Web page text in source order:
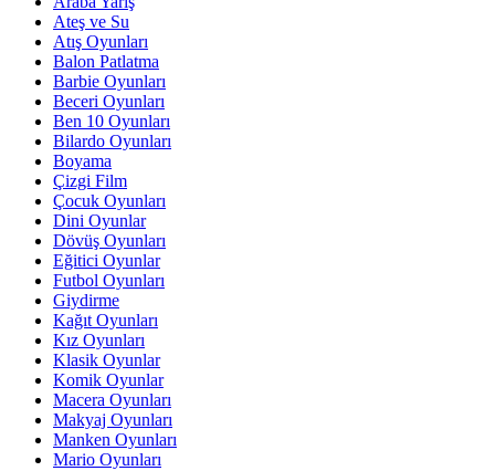
Ateş ve Su
Atış Oyunları
Balon Patlatma
Barbie Oyunları
Beceri Oyunları
Ben 10 Oyunları
Bilardo Oyunları
Boyama
Çizgi Film
Çocuk Oyunları
Dini Oyunlar
Dövüş Oyunları
Eğitici Oyunlar
Futbol Oyunları
Giydirme
Kağıt Oyunları
Kız Oyunları
Klasik Oyunlar
Komik Oyunlar
Macera Oyunları
Makyaj Oyunları
Manken Oyunları
Mario Oyunları